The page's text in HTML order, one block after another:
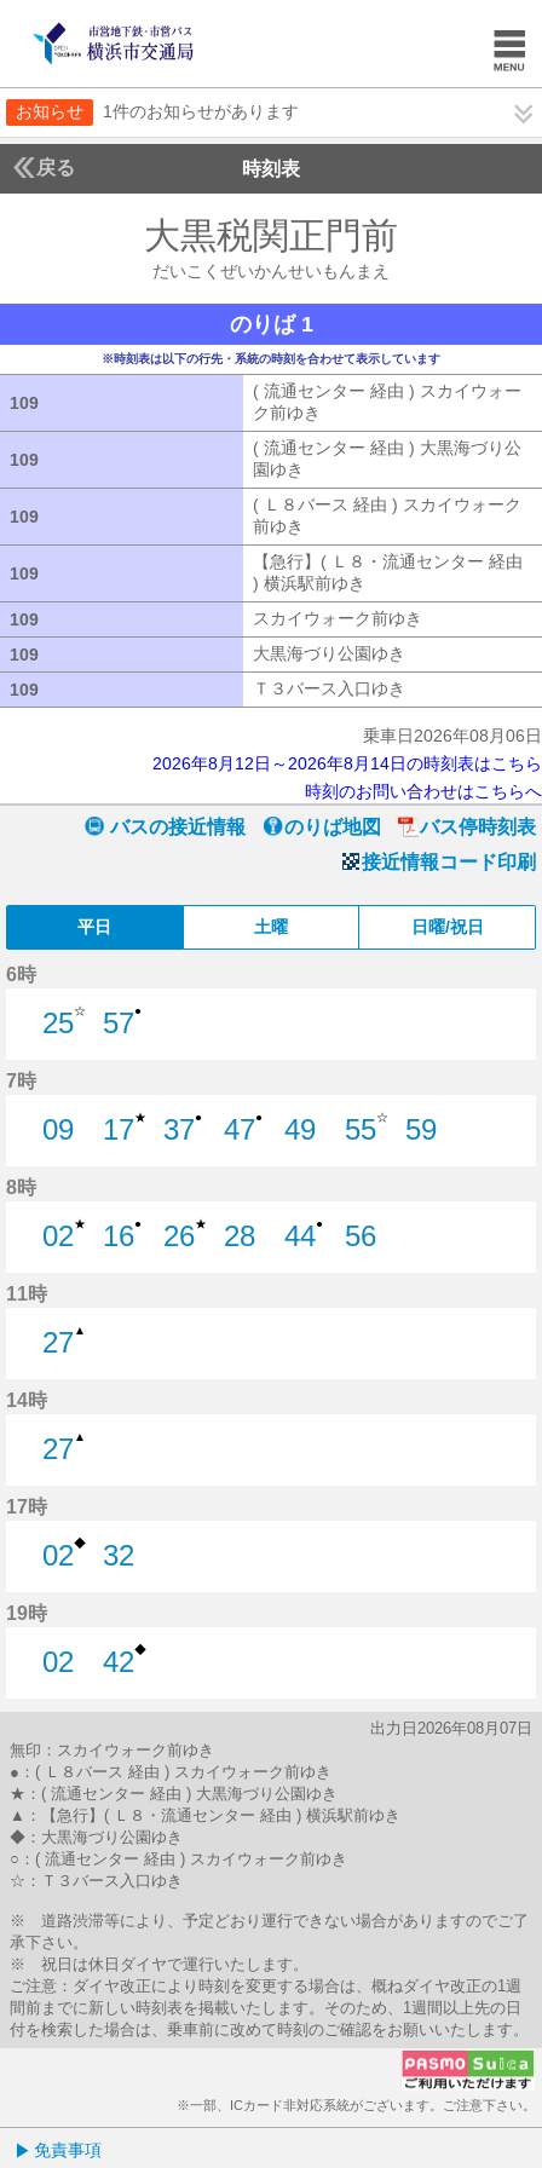
お知らせ 1件のお知らせがあります
戻る 時刻表
大黒税関正門前
だいこくぜいかんせいもんまえ
のりば 1
※時刻表は以下の行先・系統の時刻を合わせて表示しています
109
( 流通センター 経由 ) スカイウォー
ク前ゆき
109
( 流通センター 経由 ) 大黒海づり公
園ゆき
109
( Ｌ８バース 経由 ) スカイウォーク
前ゆき
109
【急行】( Ｌ８・流通センター 経由
) 横浜駅前ゆき
109
スカイウォーク前ゆき
109
大黒海づり公園ゆき
109
Ｔ３バース入口ゆき
乗車日2026年08月06日
2026年8月12日～2026年8月14日の時刻表はこちら
時刻のお問い合わせはこちらへ
バスの接近情報 のりば地図
バス停時刻表
接近情報コード印刷
平日 土曜 日曜/祝日
6時
25☆
57●
7時
09
17★
37●
47●
49
55☆
59
8時
02★
16●
26★
28
44●
56
11時
27▲
14時
27▲
17時
02◆
32
19時
02
42◆
出力日2026年08月07日
無印：スカイウォーク前ゆき
●：( Ｌ８バース 経由 ) スカイウォーク前ゆき
★：( 流通センター 経由 ) 大黒海づり公園ゆき
▲：【急行】( Ｌ８・流通センター 経由 ) 横浜駅前ゆき
◆：大黒海づり公園ゆき
○：( 流通センター 経由 ) スカイウォーク前ゆき
☆：Ｔ３バース入口ゆき
※ 道路渋滞等により、予定どおり運行できない場合がありますのでご了
承下さい。
※ 祝日は休日ダイヤで運行いたします。
ご注意：ダイヤ改正により時刻を変更する場合は、概ねダイヤ改正の1週
間前までに新しい時刻表を掲載いたします。そのため、1週間以上先の日
付を検索した場合は、乗車前に改めて時刻のご確認をお願いいたします。
※一部、ICカード非対応系統がございます。ご注意下さい。
免責事項